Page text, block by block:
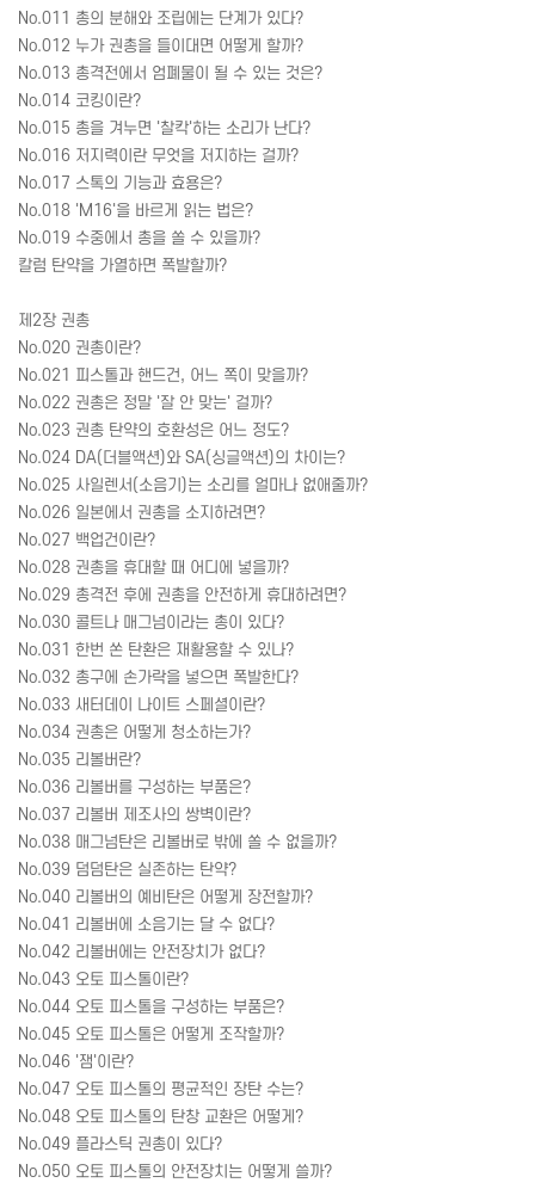
No.011 총의 분해와 조립에는 단계가 있다?
No.012 누가 권총을 들이대면 어떻게 할까?
No.013 총격전에서 엄폐물이 될 수 있는 것은?
No.014 코킹이란?
No.015 총을 겨누면 '찰칵'하는 소리가 난다?
No.016 저지력이란 무엇을 저지하는 걸까?
No.017 스톡의 기능과 효용은?
No.018 'M16'을 바르게 읽는 법은?
No.019 수중에서 총을 쏠 수 있을까?
칼럼 탄약을 가열하면 폭발할까?
제2장 권총
No.020 권총이란?
No.021 피스톨과 핸드건, 어느 쪽이 맞을까?
No.022 권총은 정말 '잘 안 맞는' 걸까?
No.023 권총 탄약의 호환성은 어느 정도?
No.024 DA(더블액션)와 SA(싱글액션)의 차이는?
No.025 사일렌서(소음기)는 소리를 얼마나 없애줄까?
No.026 일본에서 권총을 소지하려면?
No.027 백업건이란?
No.028 권총을 휴대할 때 어디에 넣을까?
No.029 총격전 후에 권총을 안전하게 휴대하려면?
No.030 콜트나 매그넘이라는 총이 있다?
No.031 한번 쏜 탄환은 재활용할 수 있나?
No.032 총구에 손가락을 넣으면 폭발한다?
No.033 새터데이 나이트 스페셜이란?
No.034 권총은 어떻게 청소하는가?
No.035 리볼버란?
No.036 리볼버를 구성하는 부품은?
No.037 리볼버 제조사의 쌍벽이란?
No.038 매그넘탄은 리볼버로 밖에 쏠 수 없을까?
No.039 덤덤탄은 실존하는 탄약?
No.040 리볼버의 예비탄은 어떻게 장전할까?
No.041 리볼버에 소음기는 달 수 없다?
No.042 리볼버에는 안전장치가 없다?
No.043 오토 피스톨이란?
No.044 오토 피스톨을 구성하는 부품은?
No.045 오토 피스톨은 어떻게 조작할까?
No.046 '잼'이란?
No.047 오토 피스톨의 평균적인 장탄 수는?
No.048 오토 피스톨의 탄창 교환은 어떻게?
No.049 플라스틱 권총이 있다?
No.050 오토 피스톨의 안전장치는 어떻게 쓸까?